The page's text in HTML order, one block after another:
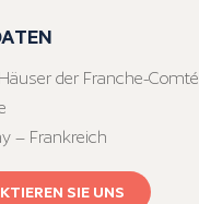
der Franche-Comté
– Frankreich
SIE UNS